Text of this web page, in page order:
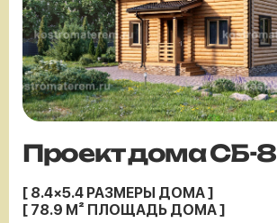
Проект дома СБ-8
[ 8.4×5.4 РАЗМЕРЫ ДОМА ]
[ 78.9 М² ПЛОЩАДЬ ДОМА ]